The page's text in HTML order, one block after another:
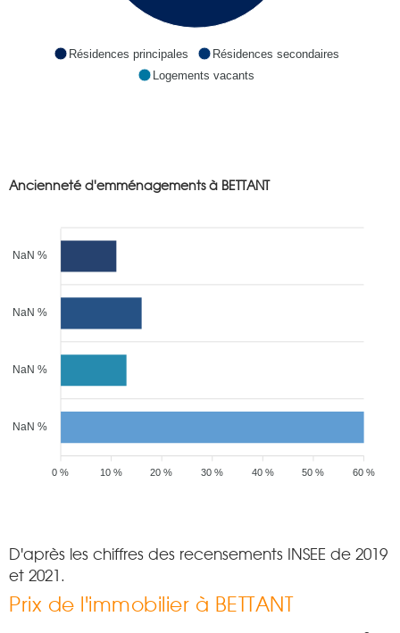
Résidences principales
Résidences secondaires
Logements vacants
Ancienneté d'emménagements à BETTANT
NaN %
NaN %
NaN %
NaN %
60 %
50 %
40 %
30 %
20 %
10 %
0 %
D'après les chiffres des recensements INSEE de 2019
et 2021.
Prix de l'immobilier à BETTANT